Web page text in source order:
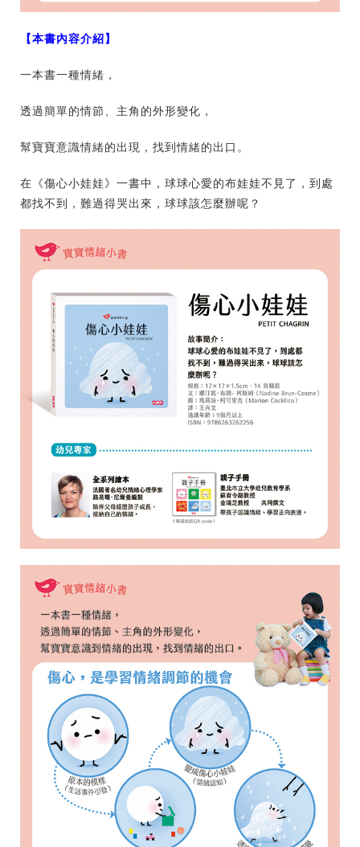
【本書內容介紹】
一本書一種情緒，
透過簡單的情節、主角的外形變化，
幫寶寶意識情緒的出現，找到情緒的出口。
在《傷心小娃娃》一書中，球球心愛的布娃娃不見了，到處
都找不到，難過得哭出來，球球該怎麼辦呢？